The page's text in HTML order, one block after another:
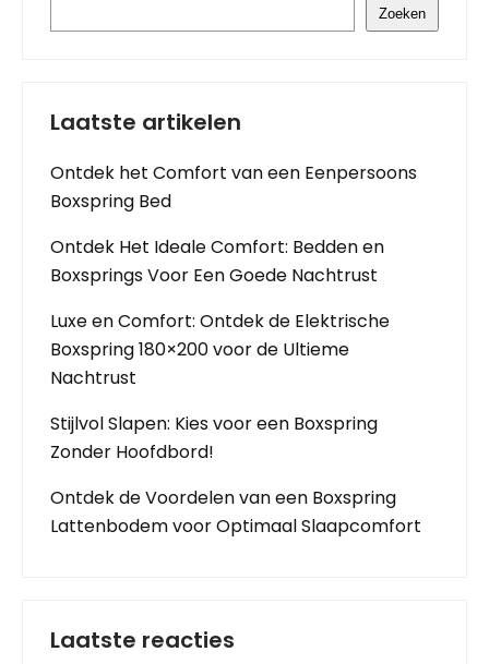
Zoeken
Laatste artikelen
Ontdek het Comfort van een Eenpersoons
Boxspring Bed
Ontdek Het Ideale Comfort: Bedden en
Boxsprings Voor Een Goede Nachtrust
Luxe en Comfort: Ontdek de Elektrische
Boxspring 180×200 voor de Ultieme
Nachtrust
Stijlvol Slapen: Kies voor een Boxspring
Zonder Hoofdbord!
Ontdek de Voordelen van een Boxspring
Lattenbodem voor Optimaal Slaapcomfort
Laatste reacties